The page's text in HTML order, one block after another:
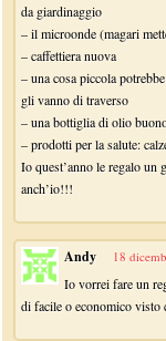
da giardinaggio
– il microonde (magari
– caffettiera nuova
– una cosa piccola
gli vanno di traverso
– una bottiglia di olio
– prodotti per la salute:
Io quest’anno le regalo un
anch’io!!!
Andy 18
Io vorrei fare un
di facile o economico visto